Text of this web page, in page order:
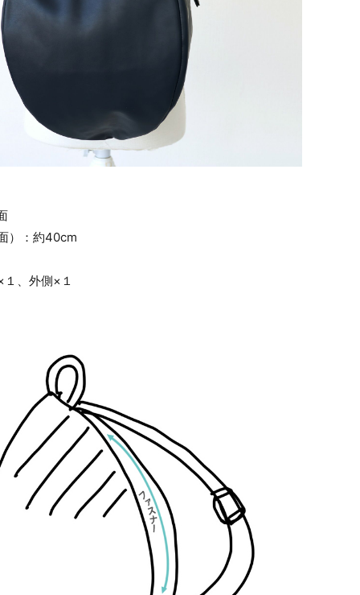
）：約40cm
、外側×１
ホワイト）セ